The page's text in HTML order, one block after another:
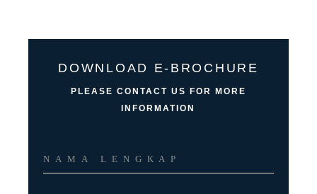
DOWNLOAD E-BROCHURE
PLEASE CONTACT US FOR MORE
INFORMATION